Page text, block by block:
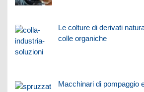
Le colture di derivati
colle organiche
Macchinari di pompaggio